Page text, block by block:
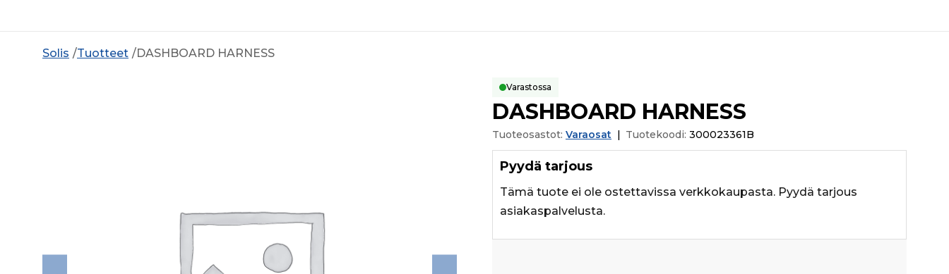
Solis Tuotteet DASHBOARD HARNESS
Varastossa
DASHBOARD HARNESS
Tuoteosastot: Varaosat | Tuotekoodi: 300023361B
Pyydä tarjous
Tämä tuote ei ole ostettavissa verkkokaupasta. Pyydä tarjous
asiakaspalvelusta.